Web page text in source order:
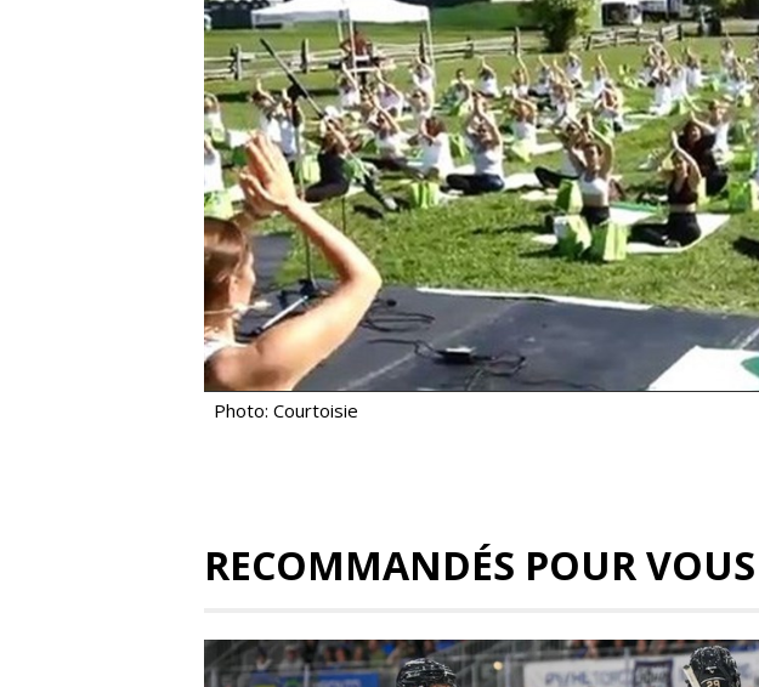
Photo: Courtoisie
RECOMMANDÉS POUR VOUS